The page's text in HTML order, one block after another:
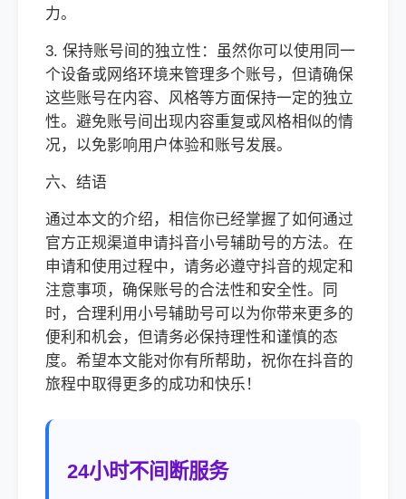
力。
3. 保持账号间的独立性：虽然你可以使用同一
个设备或网络环境来管理多个账号，但请确保
这些账号在内容、风格等方面保持一定的独立
性。避免账号间出现内容重复或风格相似的情
况，以免影响用户体验和账号发展。
六、结语
通过本文的介绍，相信你已经掌握了如何通过
官方正规渠道申请抖音小号辅助号的方法。在
申请和使用过程中，请务必遵守抖音的规定和
注意事项，确保账号的合法性和安全性。同
时，合理利用小号辅助号可以为你带来更多的
便利和机会，但请务必保持理性和谨慎的态
度。希望本文能对你有所帮助，祝你在抖音的
旅程中取得更多的成功和快乐！
24小时不间断服务